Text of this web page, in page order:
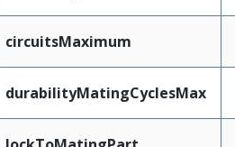
circuitsMaximum
durabilityMatingCyclesMax